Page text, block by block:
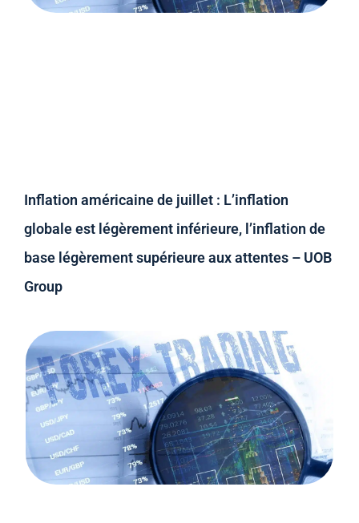
Inflation américaine de juillet : L’inflation
globale est légèrement inférieure, l’inflation de
base légèrement supérieure aux attentes – UOB
Group